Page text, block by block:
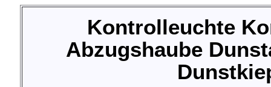
Kontrolleuchte
Abzugshaube